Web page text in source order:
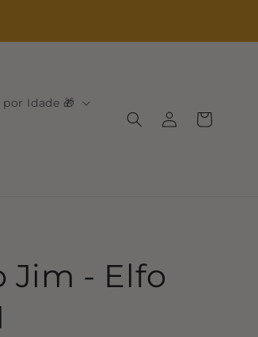
Idade 🎁
sessão
Carrinho
Jim - Elfo